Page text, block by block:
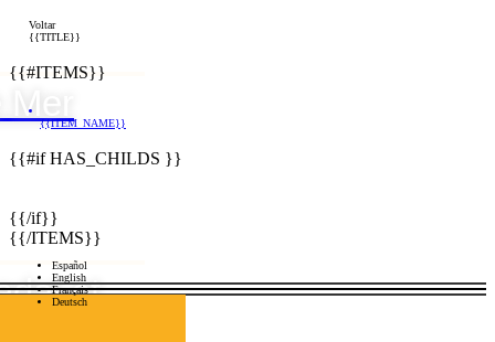
Voltar
{{TITLE}}
{{#ITEMS}}
{{ITEM_NAME}}
{{#if HAS_CHILDS }}
{{/if}}
{{/ITEMS}}
Español
English
Français
Deutsch
et